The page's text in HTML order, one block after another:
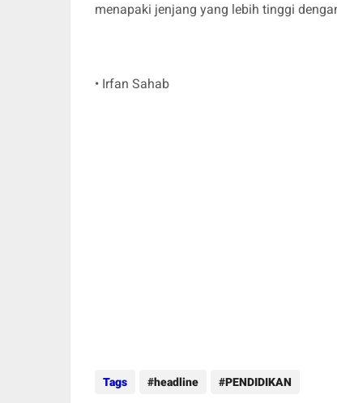
menapaki jenjang yang lebih tinggi
• Irfan Sahab
Tags headline PENDIDIKAN